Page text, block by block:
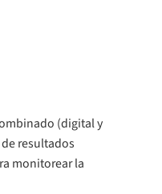
(digital y
resultados
monitorear la